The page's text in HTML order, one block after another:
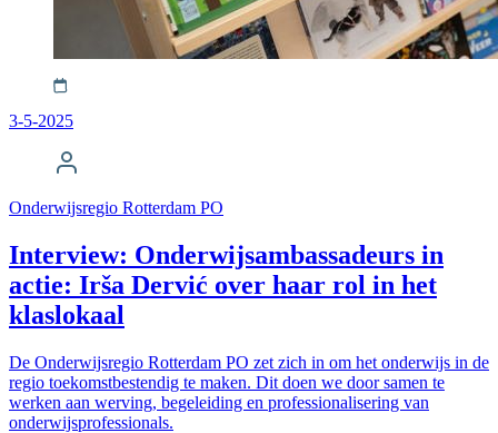
3-5-2025
Onderwijsregio Rotterdam PO
Interview: Onderwijsambassadeurs in
actie: Irša Dervić over haar rol in het
klaslokaal
De Onderwijsregio Rotterdam PO zet zich in om het onderwijs in de
regio toekomstbestendig te maken. Dit doen we door samen te
werken aan werving, begeleiding en professionalisering van
onderwijsprofessionals.